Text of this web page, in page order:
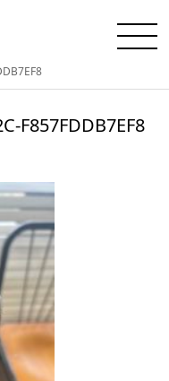
F857FDDB7EF8